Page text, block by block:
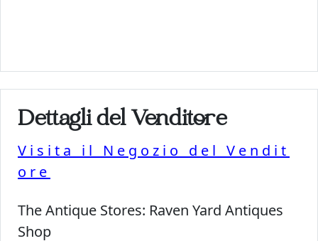
Dettagli del Venditore
Visita il Negozio del Vendit
ore
The Antique Stores: Raven Yard Antiques
Shop